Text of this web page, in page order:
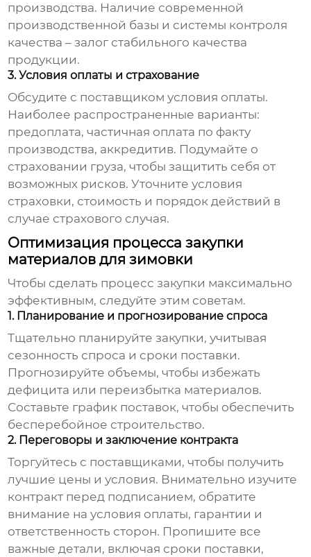
производства. Наличие современной
производственной базы и системы контроля
качества – залог стабильного качества
продукции.
3. Условия оплаты и страхование
Обсудите с поставщиком условия оплаты.
Наиболее распространенные варианты:
предоплата, частичная оплата по факту
производства, аккредитив. Подумайте о
страховании груза, чтобы защитить себя от
возможных рисков. Уточните условия
страховки, стоимость и порядок действий в
случае страхового случая.
Оптимизация процесса закупки
материалов для зимовки
Чтобы сделать процесс закупки максимально
эффективным, следуйте этим советам.
1. Планирование и прогнозирование спроса
Тщательно планируйте закупки, учитывая
сезонность спроса и сроки поставки.
Прогнозируйте объемы, чтобы избежать
дефицита или переизбытка материалов.
Составьте график поставок, чтобы обеспечить
бесперебойное строительство.
2. Переговоры и заключение контракта
Торгуйтесь с поставщиками, чтобы получить
лучшие цены и условия. Внимательно изучите
контракт перед подписанием, обратите
внимание на условия оплаты, гарантии и
ответственность сторон. Пропишите все
важные детали, включая сроки поставки,